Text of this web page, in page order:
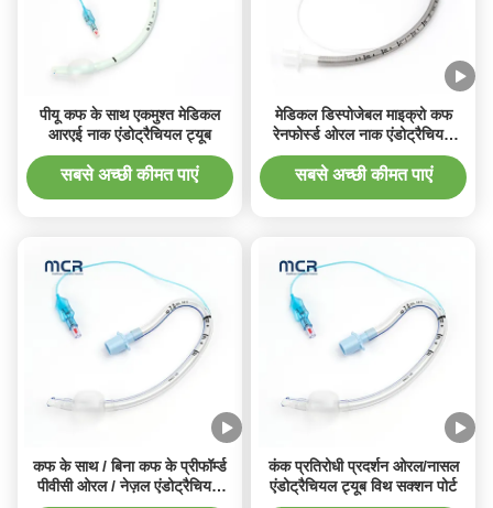
पीयू कफ के साथ एकमुश्त मेडिकल
आरएई नाक एंडोट्रैचियल ट्यूब
सबसे अच्छी कीमत पाएं
मेडिकल डिस्पोजेबल माइक्रो कफ
रेनफोर्स्ड ओरल नाक एंडोट्रैचियल
ट्यूब
सबसे अच्छी कीमत पाएं
कफ के साथ / बिना कफ के प्रीफॉर्म्ड
पीवीसी ओरल / नेज़ल एंडोट्रैचियल
कंक प्रतिरोधी प्रदर्शन ओरल/नासल
एंडोट्रैचियल ट्यूब विथ सक्शन पोर्ट